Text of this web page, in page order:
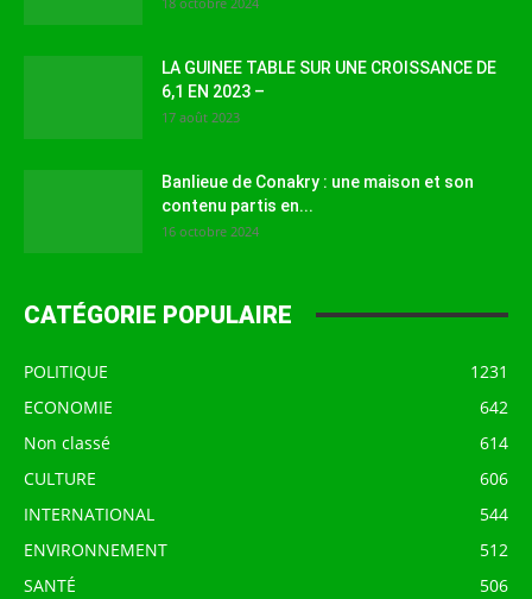
LA GUINEE TABLE SUR UNE CROISSANCE DE
6,1 EN 2023 –
17 août 2023
Banlieue de Conakry : une maison et son
contenu partis en...
16 octobre 2024
CATÉGORIE POPULAIRE
POLITIQUE
1231
ECONOMIE
642
Non classé
614
CULTURE
606
INTERNATIONAL
544
ENVIRONNEMENT
512
SANTÉ
506